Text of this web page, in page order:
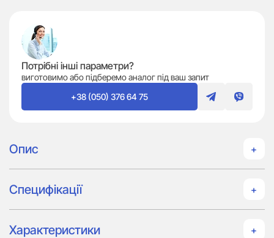
Потрібні інші параметри?
виготовимо або підберемо аналог під ваш запит
+38 (050) 376 64 75
Опис
Специфікації
Характеристики